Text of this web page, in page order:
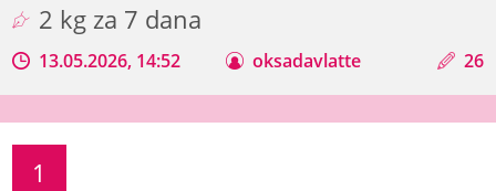
2 kg za 7 dana
13.05.2026, 14:52 oksadavlatte 26
1